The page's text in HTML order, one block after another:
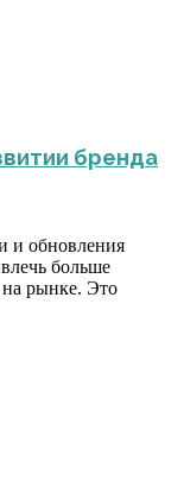
бренда
и обновления
больше
рынке. Это